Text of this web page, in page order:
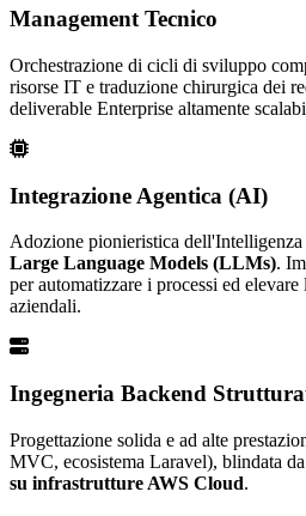
Management Tecnico
Orchestrazione di cicli di sviluppo
risorse IT e traduzione chirurgica dei
deliverable Enterprise altamente
Integrazione Agentica (AI)
Adozione pionieristica
Large Language Models (LLMs).
per automatizzare i processi ed
aziendali.
Ingegneria Backend
Progettazione solida e ad alte
MVC, ecosistema Laravel), blindata
su infrastrutture AWS Cloud.